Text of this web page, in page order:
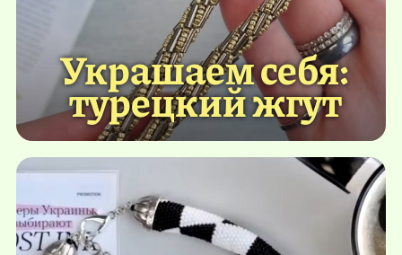
Украшаем себя:
турецкий жгут